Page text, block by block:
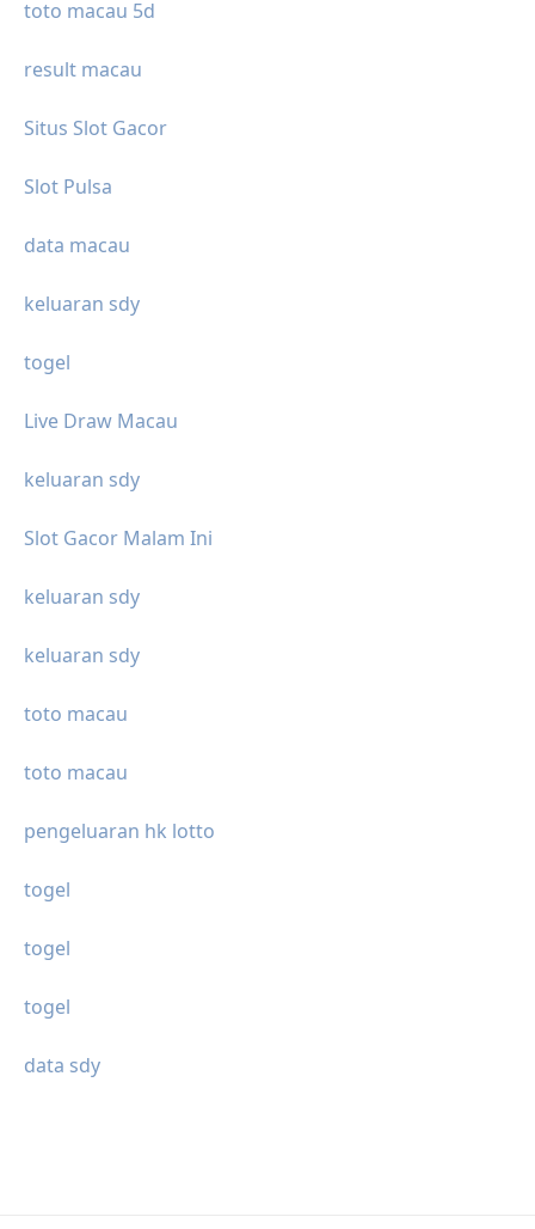
toto macau 5d
result macau
Situs Slot Gacor
Slot Pulsa
data macau
keluaran sdy
togel
Live Draw Macau
keluaran sdy
Slot Gacor Malam Ini
keluaran sdy
keluaran sdy
toto macau
toto macau
pengeluaran hk lotto
togel
togel
togel
data sdy